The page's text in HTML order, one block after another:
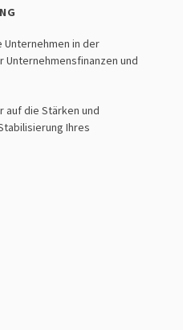
in der
und
auf die Stärken und
Ihres